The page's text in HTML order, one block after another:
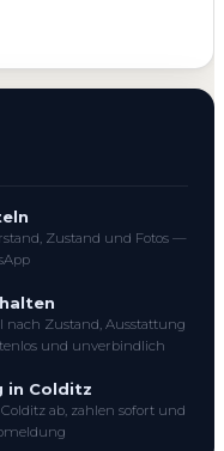
Zustand und Fotos —
Zustand, Ausstattung
und unverbindlich
in Colditz
ab, zahlen sofort und